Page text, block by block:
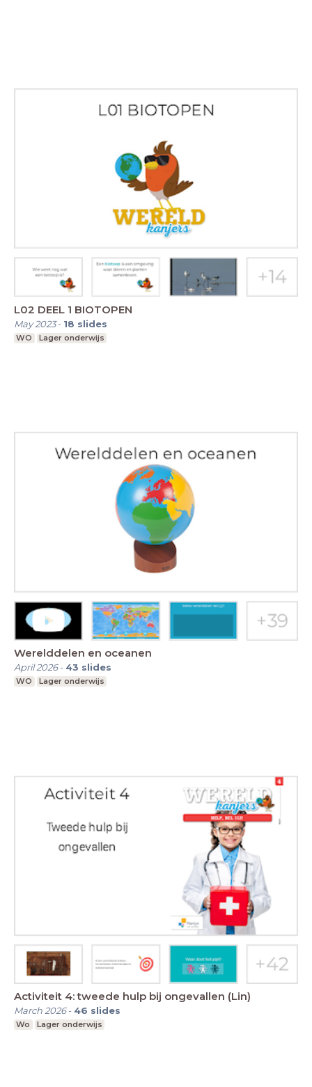
L02 DEEL 1 BIOTOPEN
May 2023- 18 slides
WO Lager onderwijs
Werelddelen en oceanen
April 2026- 43 slides
WO Lager onderwijs
Activiteit 4: tweede hulp bij ongevallen (Lin)
March 2026- 46 slides
Wo Lager onderwijs